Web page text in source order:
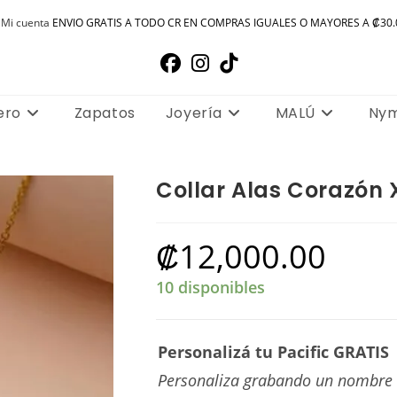
Mi cuenta ENVIO GRATIS A TODO CR EN COMPRAS IGUALES O MAYORES A
Zapatos Joyería MALÚ
Collar Alas Corazón
₡12,000.00
10 disponibles
Personalizá tu Pacific GRATIS
Personaliza grabando un